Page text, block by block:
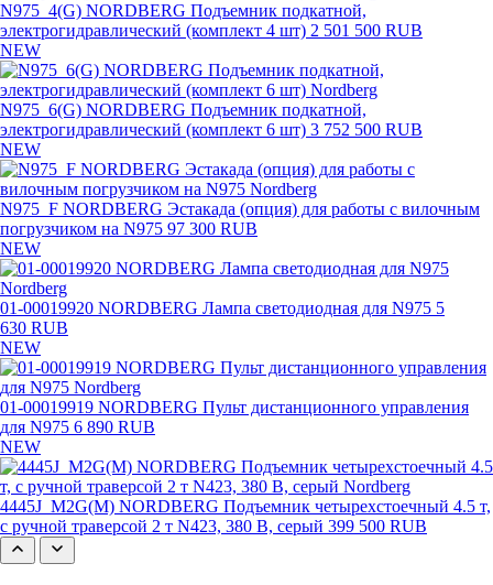
N975_4(G) NORDBERG Подъемник подкатной,
электрогидравлический (комплект 4 шт) 2 501 500 RUB
NEW
N975_6(G) NORDBERG Подъемник подкатной,
электрогидравлический (комплект 6 шт) 3 752 500 RUB
NEW
N975_F NORDBERG Эстакада (опция) для работы с вилочным
погрузчиком на N975 97 300 RUB
NEW
01-00019920 NORDBERG Лампа светодиодная для N975 5
630 RUB
NEW
01-00019919 NORDBERG Пульт дистанционного управления
для N975 6 890 RUB
NEW
4445J_M2G(M) NORDBERG Подъемник четырехстоечный 4.5 т,
с ручной траверсой 2 т N423, 380 В, серый 399 500 RUB